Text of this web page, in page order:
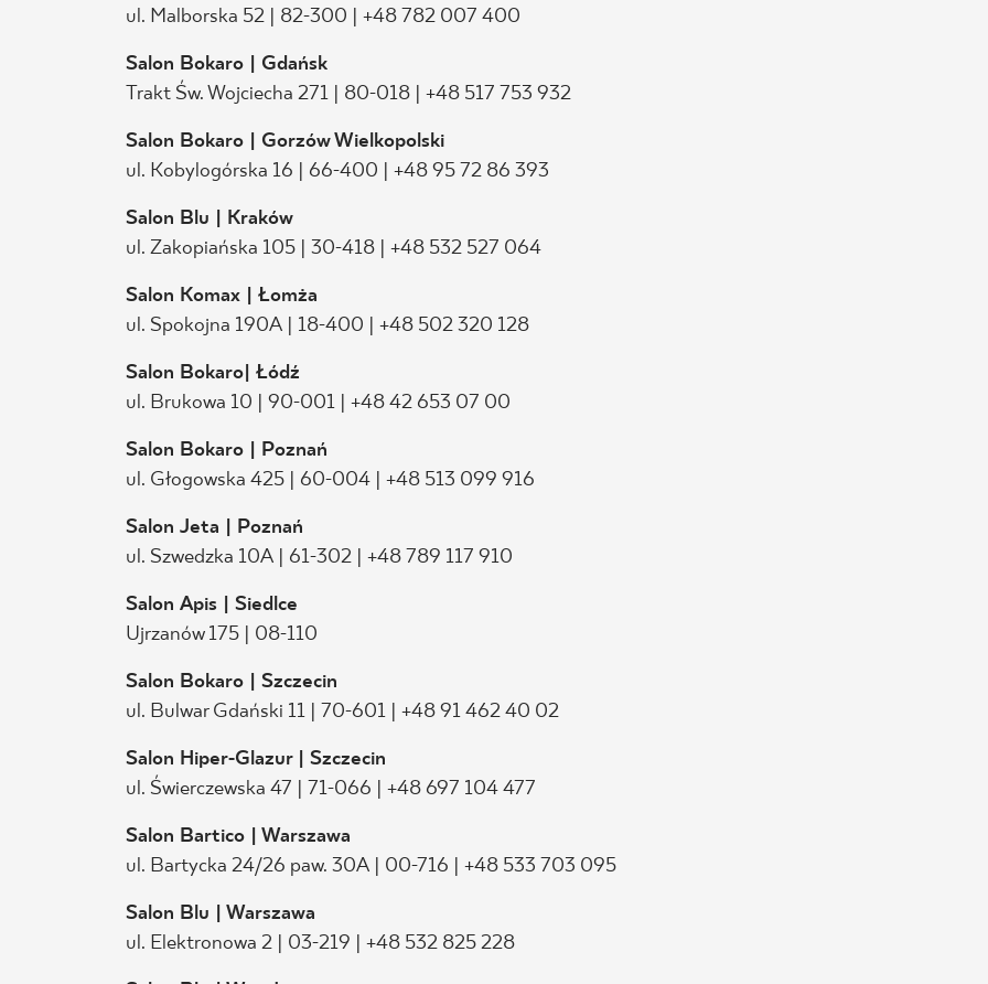
ul. Malborska 52 | 82-300 | +48 782 007 400
Salon Bokaro | Gdańsk
Trakt Św. Wojciecha 271 | 80-018 | +48 517 753 932
Salon Bokaro | Gorzów Wielkopolski
ul. Kobylogórska 16 | 66-400 | +48 95 72 86 393
Salon Blu | Kraków
ul. Zakopiańska 105 | 30-418 | +48 532 527 064
Salon Komax | Łomża
ul. Spokojna 190A | 18-400 | +48 502 320 128
Salon Bokaro| Łódź
ul. Brukowa 10 | 90-001 | +48 42 653 07 00
Salon Bokaro | Poznań
ul. Głogowska 425 | 60-004 | +48 513 099 916
Salon Jeta | Poznań
ul. Szwedzka 10A | 61-302 | +48 789 117 910
Salon Apis | Siedlce
Ujrzanów 175 | 08-110
Salon Bokaro | Szczecin
ul. Bulwar Gdański 11 | 70-601 | +48 91 462 40 02
Salon Hiper-Glazur | Szczecin
ul. Świerczewska 47 | 71-066 | +48 697 104 477
Salon Bartico | Warszawa
ul. Bartycka 24/26 paw. 30A | 00-716 | +48 533 703 095
Salon Blu | Warszawa
ul. Elektronowa 2 | 03-219 | +48 532 825 228